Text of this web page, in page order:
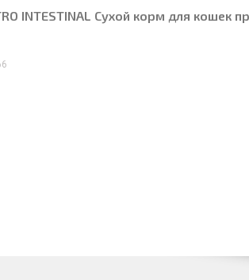
INTESTINAL Сухой корм для кошек